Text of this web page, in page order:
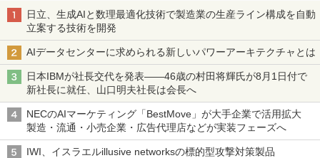
日立、生成AIと数理最適化技術で製造業の生産ライン構成を自動
立案する技術を開発
AIデータセンターに求められる新しいパワーアーキテクチャとは
日本IBMが社長交代を発表――46歳の村田将輝氏が8月1日付で
新社長に就任、山口明夫社長は会長へ
NECのAIマーケティング「BestMove」が大手企業で活用拡大
製造・流通・小売企業・広告代理店などが実装フェーズへ
IWI、イスラエルillusive networksの標的型攻撃対策製品